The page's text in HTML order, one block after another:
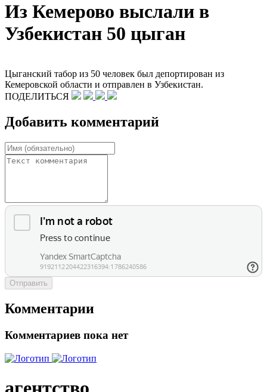
Из Кемерово выслали в
Узбекистан 50 цыган
Цыганский табор из 50 человек был депортирован из
Кемеровской области и отправлен в Узбекистан.
ПОДЕЛИТЬСЯ
Добавить комментарий
Отправить
Комментарии
Комментариев пока нет
агентство